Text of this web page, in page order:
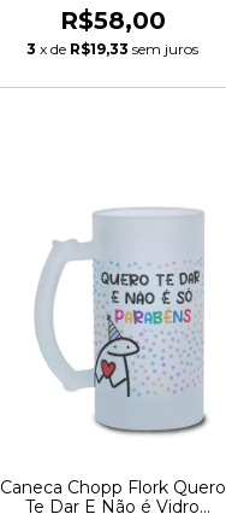
R$58,00
3 x de R$19,33 sem juros
Caneca Chopp Flork Quero
Te Dar E Não é Vidro